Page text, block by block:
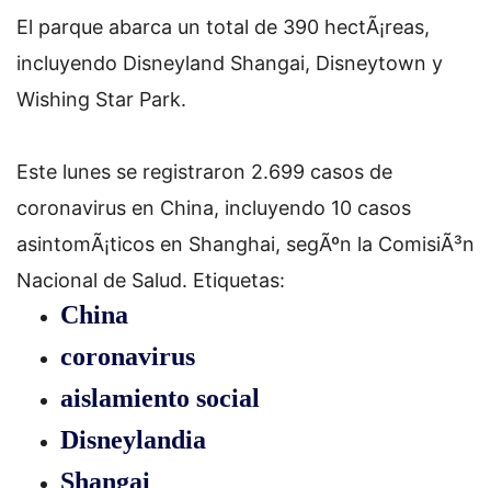
El parque abarca un total de 390 hectÃ¡reas,
incluyendo Disneyland Shangai, Disneytown y
Wishing Star Park.
Este lunes se registraron 2.699 casos de
coronavirus en China, incluyendo 10 casos
asintomÃ¡ticos en Shanghai, segÃºn la ComisiÃ³n
Nacional de Salud. Etiquetas:
China
coronavirus
aislamiento social
Disneylandia
Shangai